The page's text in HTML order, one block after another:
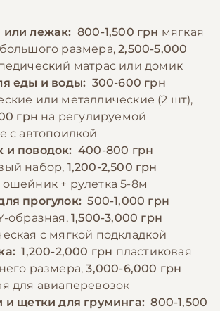
лежак: 800-1,500 грн мягкая
размера,2,500-5,000
матрас или домик
еды и воды: 300-600 грн
или металлические (2 шт),
грн на регулируемой
с автопоилкой
поводок: 400-800 грн
набор, 1,200-2,500 грн
+ рулетка 5-8м
прогулок: 500-1,000 грн
образная, 1,500-3,000 грн
с мягкой подкладкой
1,200-2,000 грн пластиковая
размера,3,000-6,000 грн
для авиаперевозок
и щетки для груминга: 800-1,500